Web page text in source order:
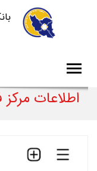
اطلاعات